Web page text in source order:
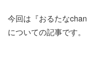
今回は『おるたな
についての記事です。